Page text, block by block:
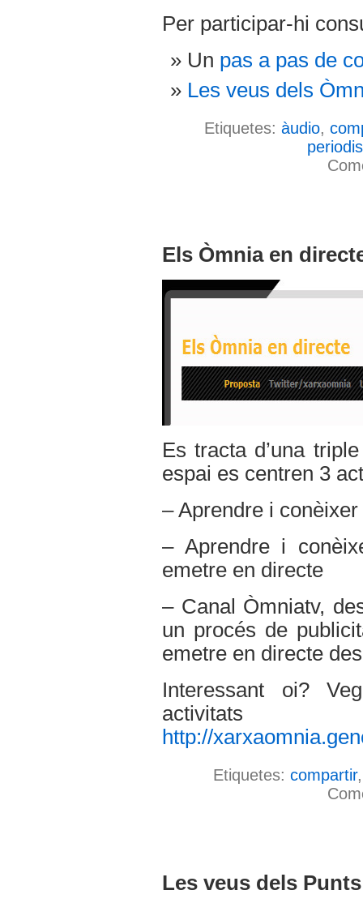
Per participar-hi
Un pas a pas de
Les veus dels
Etiquetes: àudio,
Els Òmnia en
Es tracta d’una
espai es centren 3
– Aprendre i
– Aprendre i
emetre en directe
– Canal Òmniatv,
un procés de
emetre en directe
Interessant oi?
http://
Etiquetes: compartir
Les veus dels